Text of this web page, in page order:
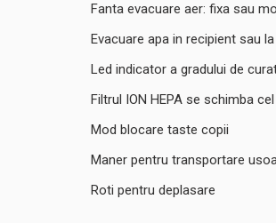
Fanta evacuare aer: fixa sau
Evacuare apa in recipient sau
Led indicator a gradului de
Filtrul ION HEPA se schimba
Mod blocare taste copii
Maner pentru transportare
Roti pentru deplasare